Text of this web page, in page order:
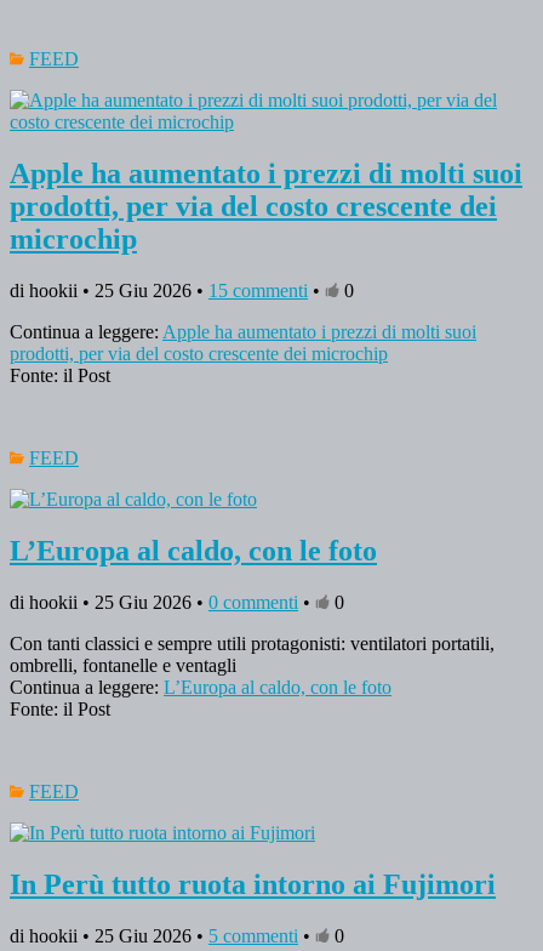
FEED
Apple ha aumentato i prezzi di molti suoi
prodotti, per via del costo crescente dei
microchip
di hookii • 25 Giu 2026 • 15 commenti •
0
Continua a leggere: Apple ha aumentato i prezzi di molti suoi
prodotti, per via del costo crescente dei microchip
Fonte: il Post
FEED
L’Europa al caldo, con le foto
di hookii • 25 Giu 2026 • 0 commenti •
0
Con tanti classici e sempre utili protagonisti: ventilatori portatili,
ombrelli, fontanelle e ventagli
Continua a leggere: L’Europa al caldo, con le foto
Fonte: il Post
FEED
In Perù tutto ruota intorno ai Fujimori
di hookii • 25 Giu 2026 • 5 commenti •
0